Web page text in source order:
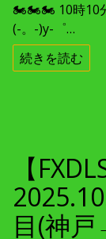
🏍🏍🏍 10時10分
(-。-)y-゜…
続きを読む
【
目(神